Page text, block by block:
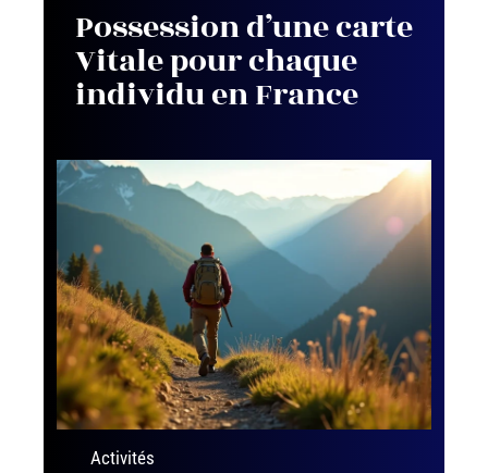
Possession d’une carte
Vitale pour chaque
individu en France
Activités